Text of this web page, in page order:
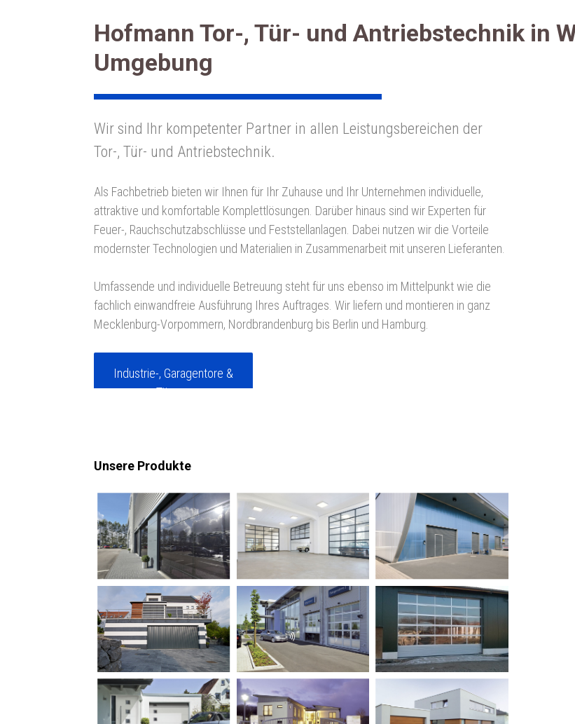
Hofmann Tor-, Tür- und Antriebstechnik in
Umgebung
Wir sind Ihr kompetenter Partner in allen Leistungsbereichen der
Tor-, Tür- und Antriebstechnik.
Als Fachbetrieb bieten wir Ihnen für Ihr Zuhause und Ihr Unternehmen individuelle,
attraktive und komfor­table Komplettlösungen. Darüber hinaus sind wir Experten für
Feuer-, Rauchschutzabschlüsse und Feststellanlagen. Dabei nutzen wir die Vorteile
modernster Technologien und Materialien in Zusammenarbeit mit unseren Lieferanten.
Umfassende und individuelle Betreuung steht für uns ebenso im Mittelpunkt wie die
fachlich einwandfreie Ausführung Ihres Auftrages. Wir liefern und montieren in ganz
Mecklenburg-Vorpommern, Nordbrandenburg bis Berlin und Hamburg.
Industrie-, Garagentore &
Türen »
Unsere Produkte